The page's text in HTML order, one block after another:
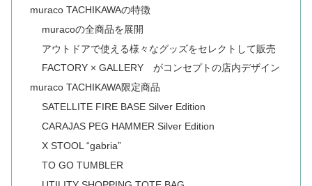
muraco TACHIKAWAの特徴
muracoの全商品を展開
アウトドアで使える様々なグッズをセレクトして販売
FACTORY × GALLERY がコンセプトの店内デザイン
muraco TACHIKAWA限定商品
SATELLITE FIRE BASE Silver Edition
CARAJAS PEG HAMMER Silver Edition
X STOOL “gabria”
TO GO TUMBLER